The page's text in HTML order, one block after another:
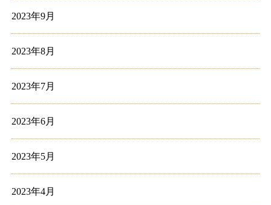
2023年9月
2023年8月
2023年7月
2023年6月
2023年5月
2023年4月